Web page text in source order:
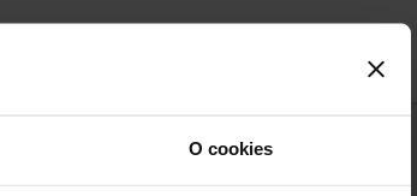
O cookies
Zloženie